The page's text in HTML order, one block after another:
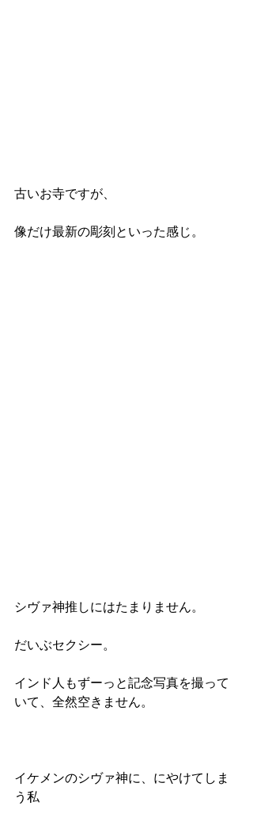
古いお寺ですが、
像だけ最新の彫刻といった感じ。
シヴァ神推しにはたまりません。
だいぶセクシー。
インド人もずーっと記念写真を撮って
いて、全然空きません。
イケメンのシヴァ神に、にやけてしま
う私